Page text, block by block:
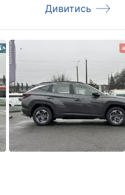
Дивитись